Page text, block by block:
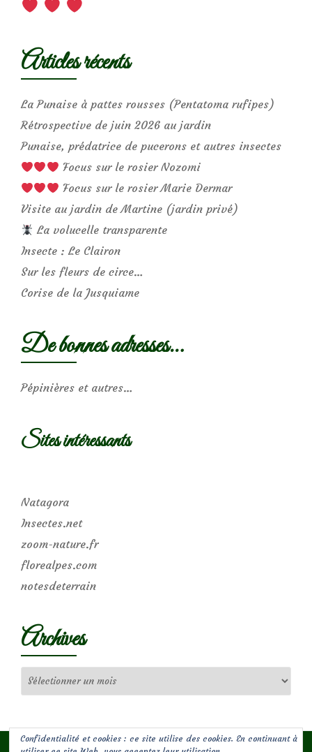
Articles récents
La Punaise à pattes rousses (Pentatoma rufipes)
Rétrospective de juin 2026 au jardin
Punaise, prédatrice de pucerons et autres insectes
Focus sur le rosier Nozomi
Focus sur le rosier Marie Dermar
Visite au jardin de Martine (jardin privé)
La volucelle transparente
Insecte : Le Clairon
Sur les fleurs de circe…
Corise de la Jusquiame
De bonnes adresses…
Pépinières et autres…
Sites intéressants
Natagora
Insectes.net
zoom-nature.fr
florealpes.com
notesdeterrain
Archives
Confidentialité et cookies : ce site utilise des cookies. En continuant à